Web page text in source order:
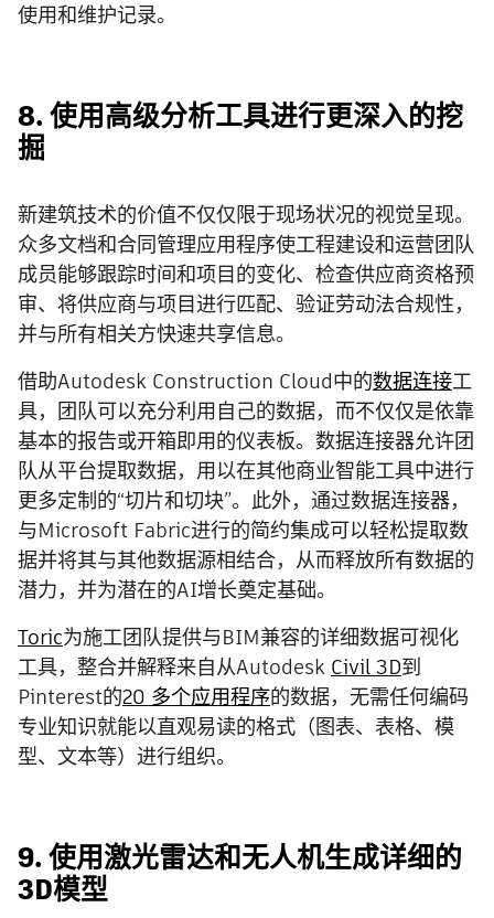
使用和维护记录。
8. 使用高级分析工具进行更深入的挖
掘
新建筑技术的价值不仅仅限于现场状况的视觉呈现。
众多文档和合同管理应用程序使工程建设和运营团队
成员能够跟踪时间和项目的变化、检查供应商资格预
审、将供应商与项目进行匹配、验证劳动法合规性，
并与所有相关方快速共享信息。
借助Autodesk Construction Cloud中的数据连接工
具，团队可以充分利用自己的数据，而不仅仅是依靠
基本的报告或开箱即用的仪表板。数据连接器允许团
队从平台提取数据，用以在其他商业智能工具中进行
更多定制的“切片和切块”。此外，通过数据连接器，
与Microsoft Fabric进行的简约集成可以轻松提取数
据并将其与其他数据源相结合，从而释放所有数据的
潜力，并为潜在的AI增长奠定基础。
Toric为施工团队提供与BIM兼容的详细数据可视化
工具，整合并解释来自从Autodesk Civil 3D到
Pinterest的20 多个应用程序的数据，无需任何编码
专业知识就能以直观易读的格式（图表、表格、模
型、文本等）进行组织。
9. 使用激光雷达和无人机生成详细的
3D模型